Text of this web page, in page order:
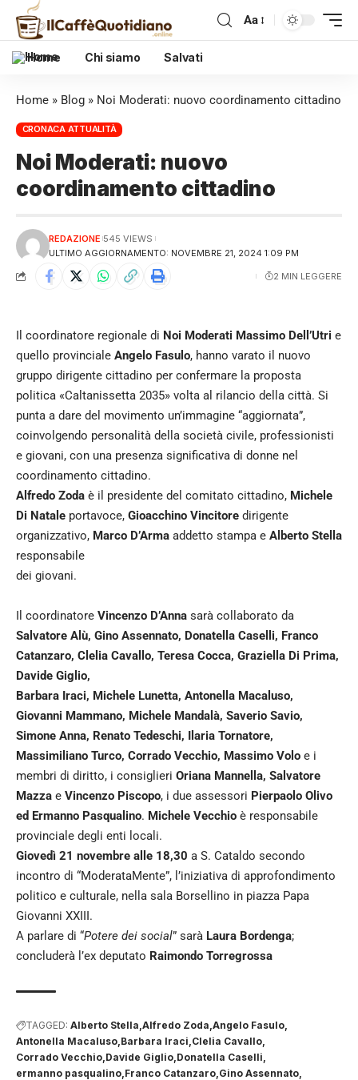
Aa
Home Chi siamo Salvati
Home » Blog » Noi Moderati: nuovo coordinamento cittadino
CRONACA ATTUALITÀ
Noi Moderati: nuovo
coordinamento cittadino
ULTIMO AGGIORNAMENTO: NOVEMBRE 21, 2024 1:09 PM
REDAZIONE 545 VIEWS
2 MIN LEGGERE
Il coordinatore regionale di Noi Moderati Massimo Dell’Utri e
quello provinciale Angelo Fasulo, hanno varato il nuovo
gruppo dirigente cittadino per confermare la proposta
politica «Caltanissetta 2035» volta al rilancio della città. Si
punta a dare del movimento un’immagine “aggiornata”,
coinvolgendo personalità della società civile, professionisti
e giovani, con una presenza significativa di donne nel
coordinamento cittadino.
Alfredo Zoda è il presidente del comitato cittadino, Michele
Di Natale portavoce, Gioacchino Vincitore dirigente
organizzativo, Marco D’Arma addetto stampa e Alberto Stella
responsabile
dei giovani.
Il coordinatore Vincenzo D’Anna sarà collaborato da
Salvatore Alù, Gino Assennato, Donatella Caselli, Franco
Catanzaro, Clelia Cavallo, Teresa Cocca, Graziella Di Prima,
Davide Giglio,
Barbara Iraci, Michele Lunetta, Antonella Macaluso,
Giovanni Mammano, Michele Mandalà, Saverio Savio,
Simone Anna, Renato Tedeschi, Ilaria Tornatore,
Massimiliano Turco, Corrado Vecchio, Massimo Volo e i
membri di diritto, i consiglieri Oriana Mannella, Salvatore
Mazza e Vincenzo Piscopo, i due assessori Pierpaolo Olivo
ed Ermanno Pasqualino. Michele Vecchio è responsabile
provinciale degli enti locali.
Giovedì 21 novembre alle 18,30 a S. Cataldo secondo
incontro di “ModerataMente”, l’iniziativa di approfondimento
politico e culturale, nella sala Borsellino in piazza Papa
Giovanni XXIII.
A parlare di “Potere dei social” sarà Laura Bordenga;
concluderà l’ex deputato Raimondo Torregrossa
TAGGED: Alberto Stella Alfredo Zoda Angelo Fasulo
Antonella Macaluso Barbara Iraci Clelia Cavallo
Corrado Vecchio Davide Giglio Donatella Caselli
ermanno pasqualino Franco Catanzaro Gino Assennato